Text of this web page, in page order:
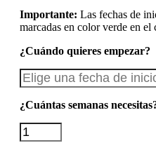
Importante: Las fechas de
marcadas en color verde en el
¿Cuándo quieres empezar?
¿Cuántas semanas